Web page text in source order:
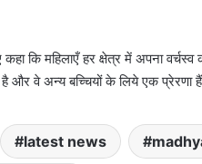
कि महिलाएँ हर क्षेत्र में अपना वर्चस्व
और वे अन्य बच्चियों के लिये एक प्रेरणा
latest news